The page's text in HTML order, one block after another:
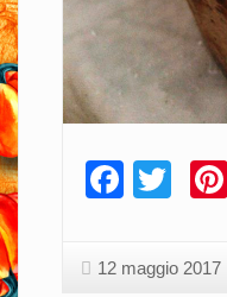
12 maggio 2017